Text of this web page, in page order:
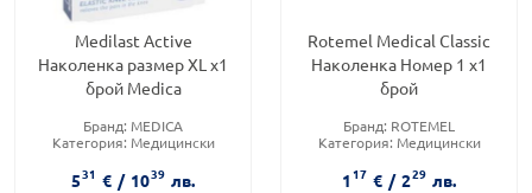
Medilast Active
Наколенка размер XL x1
брой Medica
Бранд: MEDICA
Категория: Медицински
531 € / 1039 лв.
Rotemel Medical Classic
Наколенка Номер 1 х1
брой
Бранд: ROTEMEL
Категория: Медицински
117 € / 229 лв.